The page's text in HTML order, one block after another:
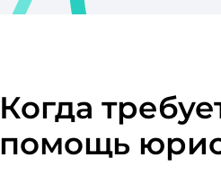
Когда
помощь